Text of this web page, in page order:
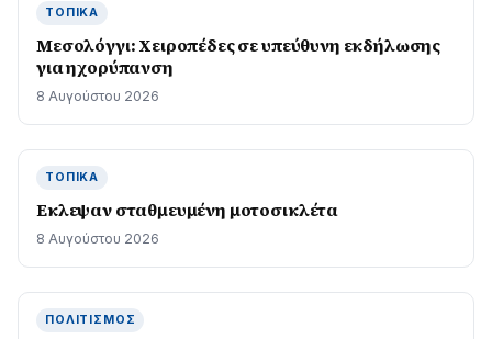
ΤΟΠΙΚΆ
Μεσολόγγι: Χειροπέδες σε υπεύθυνη εκδήλωσης
για ηχορύπανση
8 Αυγούστου 2026
ΤΟΠΙΚΆ
Εκλεψαν σταθμευμένη μοτοσικλέτα
8 Αυγούστου 2026
ΠΟΛΙΤΙΣΜΌΣ